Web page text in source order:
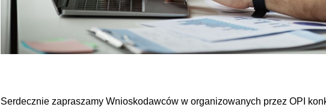
Serdecznie zapraszamy Wnioskodawców w organizowanych przez OPI